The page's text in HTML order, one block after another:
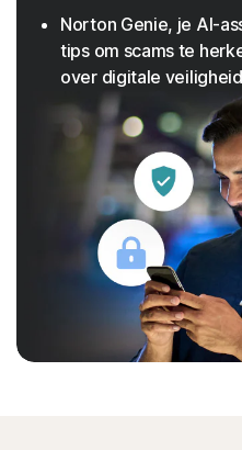
Norton Genie, je AI-
tips om scams te
over digitale